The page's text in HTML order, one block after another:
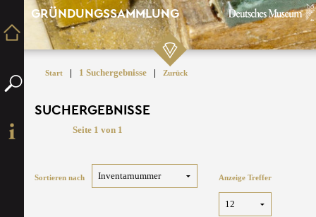
GRÜNDUNGSSAMMLUNG
Start | 1 Suchergebnisse | Zurück
SUCHERGEBNISSE
Seite 1 von 1
Sortieren nach Anzeige Treffer